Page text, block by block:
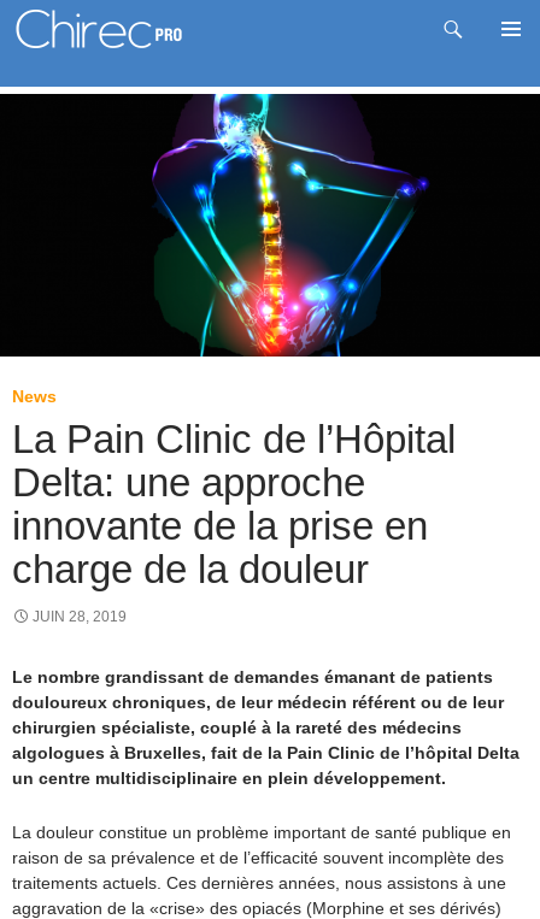
Recherche
News
La Pain Clinic de l’Hôpital
Delta: une approche
innovante de la prise en
charge de la douleur
JUIN 28, 2019
Le nombre grandissant de demandes émanant de patients
douloureux chroniques, de leur médecin référent ou de leur
chirurgien spécialiste, couplé à la rareté des médecins
algologues à Bruxelles, fait de la Pain Clinic de l’hôpital Delta
un centre multidisciplinaire en plein développement.
La douleur constitue un problème important de santé publique en
raison de sa prévalence et de l’efficacité souvent incomplète des
traitements actuels. Ces dernières années, nous assistons à une
aggravation de la «crise» des opiacés (Morphine et ses dérivés)